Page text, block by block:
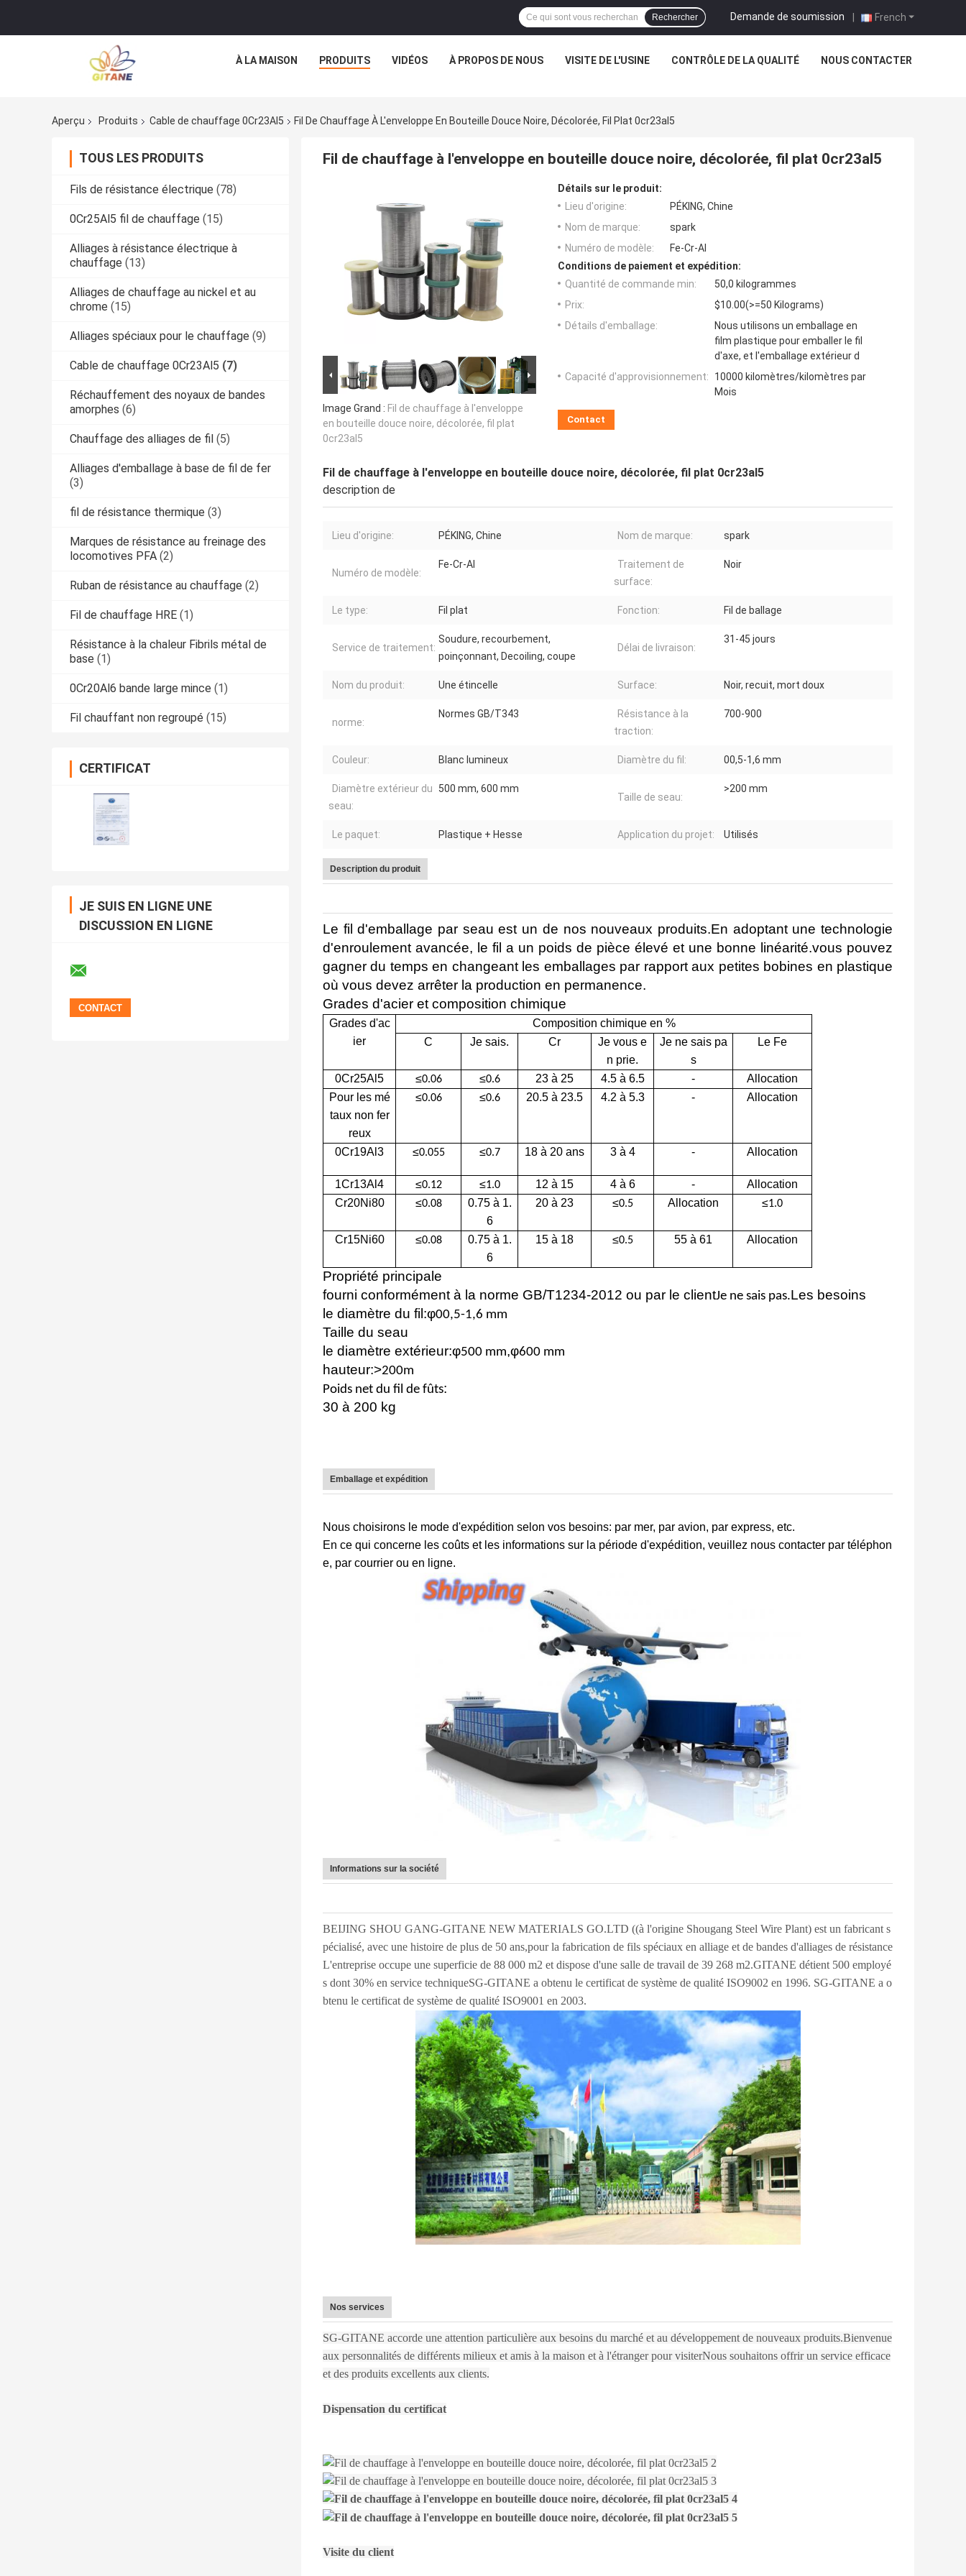
French
Demande de soumission |
Rechercher
À LA MAISON PRODUITS VIDÉOS À PROPOS DE NOUS VISITE DE L'USINE CONTRÔLE DE LA QUALITÉ NOUS CONTACTER
Aperçu Produits Cable de chauffage 0Cr23Al5 Fil De Chauffage À L'enveloppe En Bouteille Douce Noire, Décolorée, Fil Plat 0cr23al5
TOUS LES PRODUITS
Fils de résistance électrique (78)
0Cr25Al5 fil de chauffage (15)
Alliages à résistance électrique à
chauffage (13)
Alliages de chauffage au nickel et au
chrome (15)
Alliages spéciaux pour le chauffage (9)
Cable de chauffage 0Cr23Al5 (7)
Réchauffement des noyaux de bandes
amorphes (6)
Chauffage des alliages de fil (5)
Alliages d'emballage à base de fil de fer
(3)
fil de résistance thermique (3)
Marques de résistance au freinage des
locomotives PFA (2)
Ruban de résistance au chauffage (2)
Fil de chauffage HRE (1)
Résistance à la chaleur Fibrils métal de
base (1)
0Cr20Al6 bande large mince (1)
Fil chauffant non regroupé (15)
CERTIFICAT
JE SUIS EN LIGNE UNE
DISCUSSION EN LIGNE
Fil de chauffage à l'enveloppe en bouteille douce noire, décolorée, fil plat 0cr23al5
Image Grand : Fil de chauffage à l'enveloppe
en bouteille douce noire, décolorée, fil plat
0cr23al5
Détails sur le produit:
Lieu d'origine:
PÉKING, Chine
Nom de marque:
spark
Numéro de modèle:
Fe-Cr-Al
Conditions de paiement et expédition:
Quantité de commande min:
50,0 kilogrammes
Prix:
$10.00(>=50 Kilograms)
Détails d'emballage:
Nous utilisons un emballage en
film plastique pour emballer le fil
d'axe, et l'emballage extérieur d
Capacité d'approvisionnement:
10000 kilomètres/kilomètres par
Mois
Contact
Fil de chauffage à l'enveloppe en bouteille douce noire, décolorée, fil plat 0cr23al5
description de
Lieu d'origine: PÉKING, Chine Nom de marque: spark
Numéro de modèle:
Fe-Cr-Al
Traitement de
surface:
Noir
Le type: Fil plat Fonction: Fil de ballage
Service de traitement:
Soudure, recourbement,
poinçonnant, Decoiling, coupe
Délai de livraison:
31-45 jours
Nom du produit: Une étincelle Surface: Noir, recuit, mort doux
norme:
Normes GB/T343
Résistance à la
traction:
700-900
Couleur: Blanc lumineux Diamètre du fil: 00,5-1,6 mm
Diamètre extérieur du
seau:
500 mm, 600 mm
Taille de seau:
>200 mm
Le paquet: Plastique + Hesse Application du projet: Utilisés
Description du produit
Le fil d'emballage par seau est un de nos nouveaux produits.En adoptant une technologie
d'enroulement avancée, le fil a un poids de pièce élevé et une bonne linéarité.vous pouvez
gagner du temps en changeant les emballages par rapport aux petites bobines en plastique
où vous devez arrêter la production en permanence.
Grades d'acier et composition chimique
Grades d'ac
ier
Composition chimique en %
C
Je sais. Cr
Je vous e
n prie.
Je ne sais pa
s
Le Fe
0Cr25Al5 ≤0.06 ≤0.6 23 à 25 4.5 à 6.5 -
Allocation
Pour les mé
taux non fer
reux
≤0.06 ≤0.6 20.5 à 23.5 4.2 à 5.3 - Allocation
0Cr19Al3 ≤0.055 ≤0.7 18 à 20 ans 3 à 4 - Allocation
1Cr13Al4 ≤0.12 ≤1.0 12 à 15 4 à 6 -
Allocation
Cr20Ni80
≤0.08
0.75 à 1.
6
20 à 23 ≤0.5 Allocation ≤1.0
Cr15Ni60 ≤0.08
0.75 à 1.
6
15 à 18 ≤0.5 55 à 61 Allocation
Propriété principale
fourni conformément à la norme GB/T1234-2012 ou par le clientJe ne sais pas.Les besoins
le diamètre du fil:φ00,5-1,6 mm
Taille du seau
le diamètre extérieur:φ500 mm,φ600 mm
hauteur:>200m
Poids net du fil de fûts:
30 à 200 kg
Emballage et expédition
Nous choisirons le mode d'expédition selon vos besoins: par mer, par avion, par express, etc.
En ce qui concerne les coûts et les informations sur la période d'expédition, veuillez nous contacter par téléphon
e, par courrier ou en ligne.
Informations sur la société
BEIJING SHOU GANG-GITANE NEW MATERIALS GO.LTD ((à l'origine Shougang Steel Wire Plant) est un fabricant s
pécialisé, avec une histoire de plus de 50 ans,pour la fabrication de fils spéciaux en alliage et de bandes d'alliages de résistance
L'entreprise occupe une superficie de 88 000 m2 et dispose d'une salle de travail de 39 268 m2.GITANE détient 500 employé
s dont 30% en service techniqueSG-GITANE a obtenu le certificat de système de qualité ISO9002 en 1996. SG-GITANE a o
btenu le certificat de système de qualité ISO9001 en 2003.
Nos services
SG-GITANE accorde une attention particulière aux besoins du marché et au développement de nouveaux produits.Bienvenue
aux personnalités de différents milieux et amis à la maison et à l'étranger pour visiterNous souhaitons offrir un service efficace
et des produits excellents aux clients.
Dispensation du certificat
Visite du client